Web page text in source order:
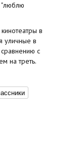
"люблю
в
уличные в
с
на треть.